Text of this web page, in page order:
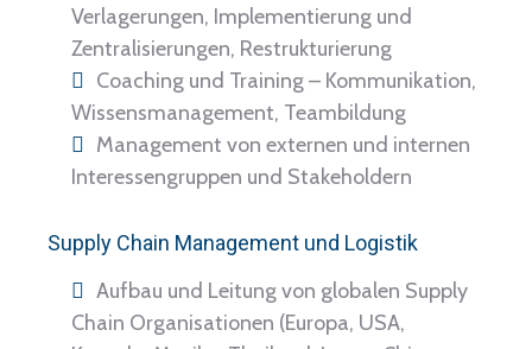
Verlagerungen, Implementierung und
Zentralisierungen, Restrukturierung
Coaching und Training – Kommunikation,
Wissensmanagement, Teambildung
Management von externen und internen
Interessengruppen und Stakeholdern
Supply Chain Management und Logistik
Aufbau und Leitung von globalen Supply
Chain Organisationen (Europa, USA,